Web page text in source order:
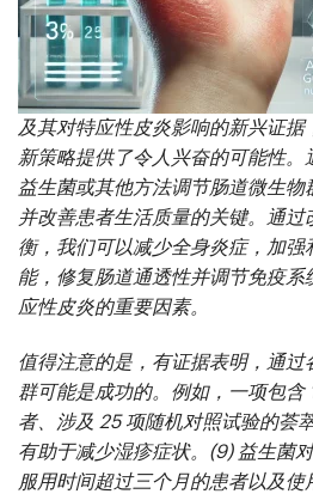
及其对特应性皮炎影响的新兴证
新策略提供了令人兴奋的可能性。
益生菌或其他方法调节肠道微生
并改善患者生活质量的关键。通过
衡，我们可以减少全身炎症，加
能，修复肠道通透性并调节免疫
应性皮炎的重要因素。
值得注意的是，有证据表明，通
群可能是成功的。例如，一项包含
者、涉及 25 项随机对照试验的荟
有助于减少湿疹症状。(9) 益生菌
服用时间超过三个月的患者以及使